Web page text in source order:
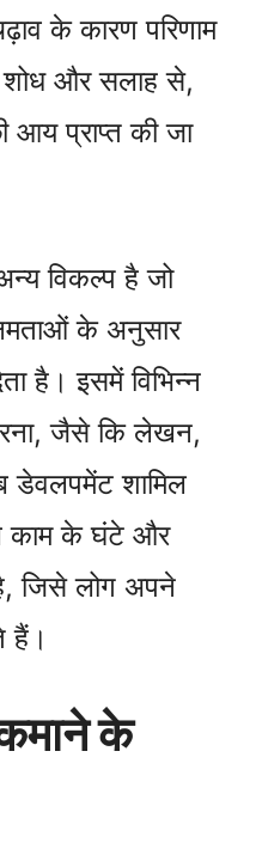
के कारण परिणाम
शोध और सलाह से,
आय प्राप्त की जा
विकल्प है जो
के अनुसार
है। इसमें विभिन्न
जैसे कि लेखन,
डेवलपमेंट शामिल
काम के घंटे और
जिसे लोग अपने
हैं।
के